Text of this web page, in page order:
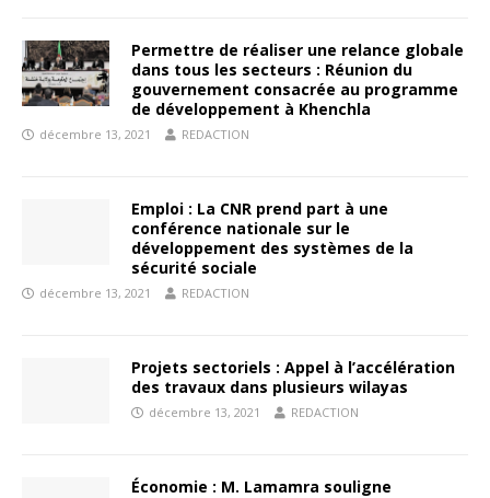
Permettre de réaliser une relance globale
dans tous les secteurs : Réunion du
gouvernement consacrée au programme
de développement à Khenchla
décembre 13, 2021 REDACTION
Emploi : La CNR prend part à une
conférence nationale sur le
développement des systèmes de la
sécurité sociale
décembre 13, 2021 REDACTION
Projets sectoriels : Appel à l’accélération
des travaux dans plusieurs wilayas
décembre 13, 2021 REDACTION
Économie : M. Lamamra souligne